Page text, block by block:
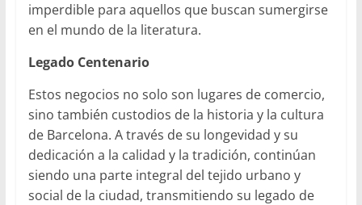
imperdible para aquellos que buscan sumergirse
en el mundo de la literatura.
Legado Centenario
Estos negocios no solo son lugares de comercio,
sino también custodios de la historia y la cultura
de Barcelona. A través de su longevidad y su
dedicación a la calidad y la tradición, continúan
siendo una parte integral del tejido urbano y
social de la ciudad, transmitiendo su legado de